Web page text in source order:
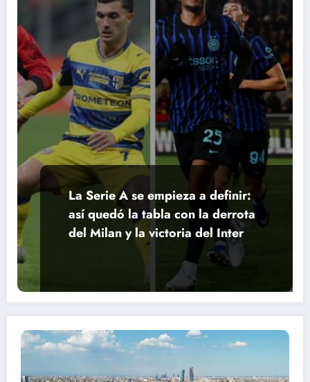
La Serie A se empieza a definir:
así quedó la tabla con la derrota
del Milan y la victoria del Inter